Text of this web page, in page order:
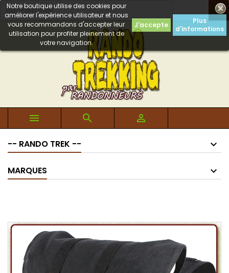

Notre boutique utilise des cookies pour
améliorer l'expérience utilisateur et nous
vous recommandons d'accepter leur
utilisation pour profiter pleinement de
votre navigation.
J'accepte
Plus
d'informations
  
-- RANDO TREK --
MARQUES